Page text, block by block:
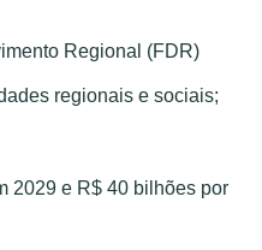
Regional (FDR)
regionais e sociais;
2029 e R$ 40 bilhões por